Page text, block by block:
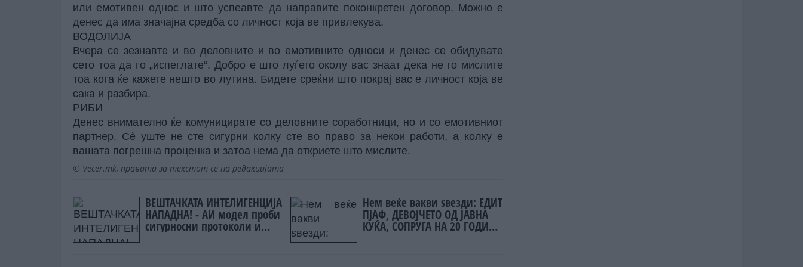
или емотивен однос и што успеавте да направите поконкретен договор. Можно е
денес да има значајна средба со личност која ве привлекува.
ВОДОЛИЈА
Вчера се зезнавте и во деловните и во емотивните односи и денес се обидувате
сето тоа да го „испеглате“. Добро е што луѓето околу вас знаат дека не го мислите
тоа кога ќе кажете нешто во лутина. Бидете среќни што покрај вас е личност која ве
сака и разбира.
РИБИ
Денес внимателно ќе комуницирате со деловните соработници, но и со емотивниот
партнер. Сè уште не сте сигурни колку сте во право за некои работи, а колку е
вашата погрешна проценка и затоа нема да откриете што мислите.
© Vecer.mk, правата за текстот се на редакцијата
ВЕШТАЧКАТА ИНТЕЛИГЕНЦИЈА
НАПАДНА! - АИ модел проби
сигурносни протоколи и
инфицираше реални
Нем веќе вакви ѕвезди: ЕДИТ
ПЈАФ, ДЕВОЈЧЕТО ОД ЈАВНА
КУЌА, СОПРУГА НА 20 ГОДИНИ
ПОМЛАД ХОМОСЕКСУАЛЕЦ